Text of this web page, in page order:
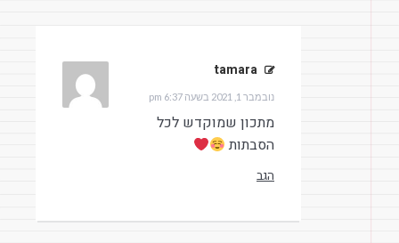
tamara
נובמבר 1, 2021 בשעה 6:37 pm
מתכון שמוקדש לכל
הסבתות
הגב